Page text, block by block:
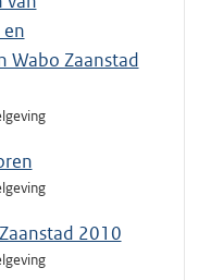
Wabo Zaanstad
2010